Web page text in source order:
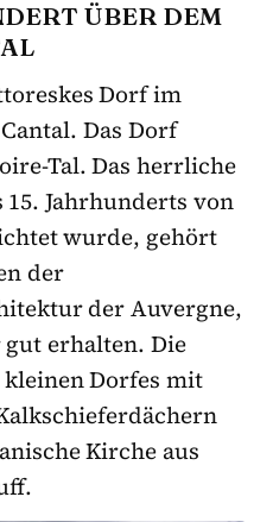
ÜBER DEM
Dorf im
Das Dorf
Tal. Das herrliche
15. Jahrhunderts von
wurde, gehört
der
der Auvergne,
erhalten. Die
Dorfes mit
Kirche aus